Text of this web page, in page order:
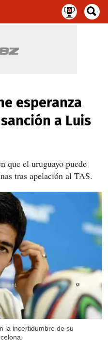
esperanza
a Luis
que el uruguayo puede
tras apelación al TAS.
la incertidumbre de su
X